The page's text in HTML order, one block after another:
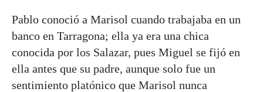
Pablo conoció a Marisol cuando trabajaba en un
banco en Tarragona; ella ya era una chica
conocida por los Salazar, pues Miguel se fijó en
ella antes que su padre, aunque solo fue un
sentimiento platónico que Marisol nunca